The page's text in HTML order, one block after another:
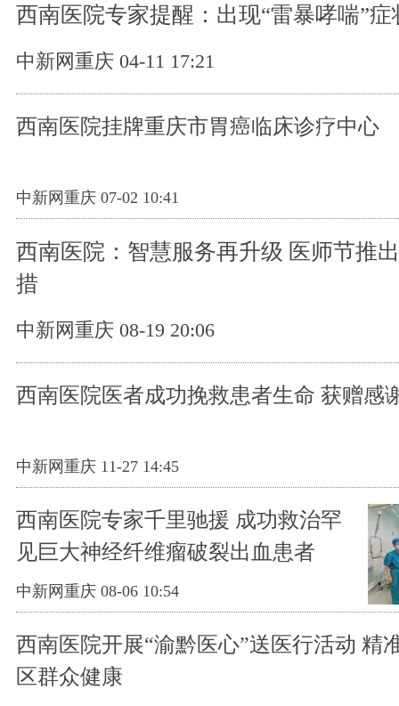
西南医院专家提醒：出现“雷暴哮喘”
中新网重庆 04-11 17:21
西南医院挂牌重庆市胃癌临床诊疗中心
中新网重庆 07-02 10:41
西南医院：智慧服务再升级 医师节推
措
中新网重庆 08-19 20:06
西南医院医者成功挽救患者生命 获赠感
中新网重庆 11-27 14:45
西南医院专家千里驰援 成功救治罕
见巨大神经纤维瘤破裂出血患者
中新网重庆 08-06 10:54
西南医院开展“渝黔医心”送医行活动 精
区群众健康